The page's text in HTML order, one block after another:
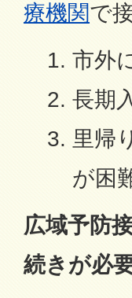
療機関で
市外
長期
里帰
が困
広域予防
続きが必